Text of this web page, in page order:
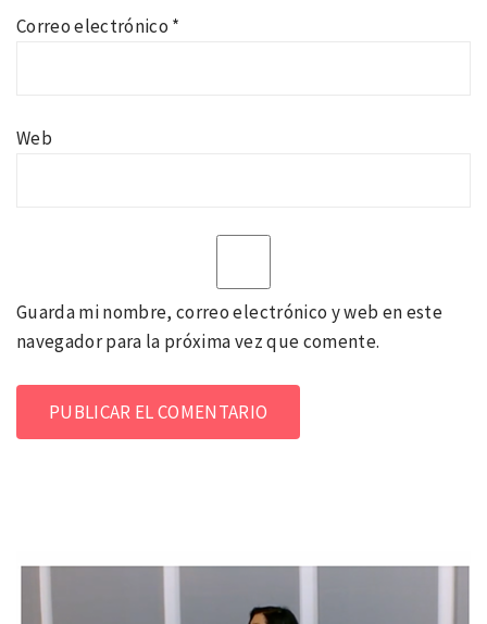
Correo electrónico *
Web
Guarda mi nombre, correo electrónico y web en este
navegador para la próxima vez que comente.